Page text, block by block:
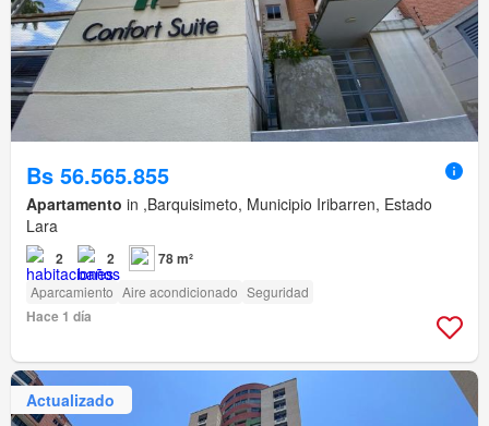
Bs 56.565.855
Apartamento in ,Barquisimeto, Municipio Iribarren, Estado
Lara
2 2 78 m²
Aparcamiento Aire acondicionado Seguridad
Hace 1 día
Actualizado